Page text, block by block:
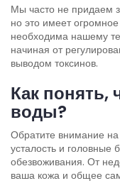
Мы часто не придаем
но это имеет
необходима нашему
начиная от
выводом токсинов.
Как понять,
воды?
Обратите внимание на
усталость и головные
обезвоживания. От
ваша кожа и общее